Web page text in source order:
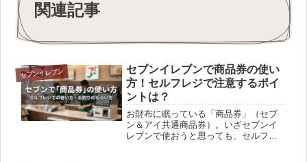
関連記事
セブンイレブン
セブンイレブンで商品券の使い
方！セルフレジで注意するポイ
ントは？
お財布に眠っている「商品券」（セブ
ン＆アイ共通商品券）。いざセブンイ
レブンで使おうと思っても、セルフレ